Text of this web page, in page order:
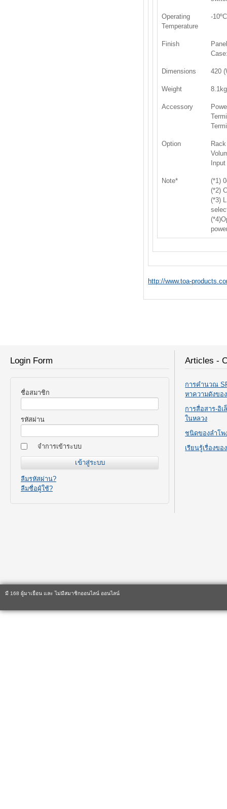
Operating
Temperature
-
Finish
Dimensions 420
Weight 8.1kg
Accessory
Option
Note*
(*1)
(*2)
(*3)
http://www.toa-
Login Form
ชื่อสมาชิก
รหัสผ่าน
จำการเข้าระบบ
ลืมรหัสผ่าน?
ลืมชื่อผู้ใช้?
Articles -
การคำนวณ
หาความดังขอ
การสื่อสาร-อิ
ในหลวง
ชนิดของลำโพ
เรียนรู้เรื่องขอ
มี 168 ผู้มาเยือน และ ไม่มีสมาชิกออนไลน์ ออนไลน์